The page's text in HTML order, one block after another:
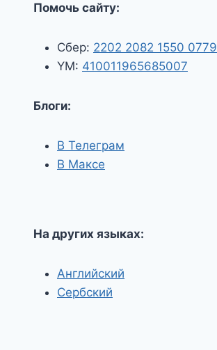
Помочь сайту:
Сбер: 2202 2082 1550 0779
YM: 410011965685007
Блоги:
В Телеграм
В Максе
На других языках:
Английский
Сербский